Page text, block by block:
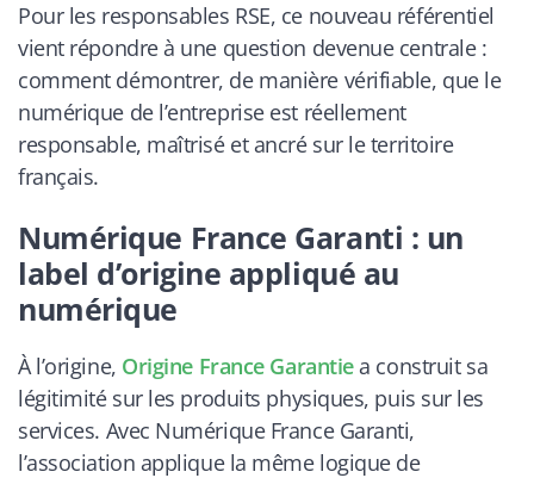
Pour les responsables RSE, ce nouveau référentiel
vient répondre à une question devenue centrale :
comment démontrer, de manière vérifiable, que le
numérique de l’entreprise est réellement
responsable, maîtrisé et ancré sur le territoire
français.
Numérique France Garanti : un
label d’origine appliqué au
numérique
À l’origine, Origine France Garantiea construit sa
légitimité sur les produits physiques, puis sur les
services. Avec Numérique France Garanti,
l’association applique la même logique de